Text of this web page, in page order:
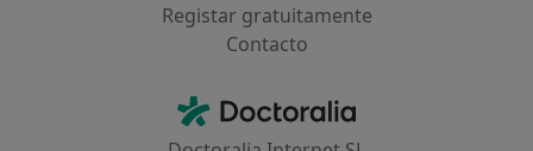
Registar gratuitamente
Contacto
Doctoralia - Homepage